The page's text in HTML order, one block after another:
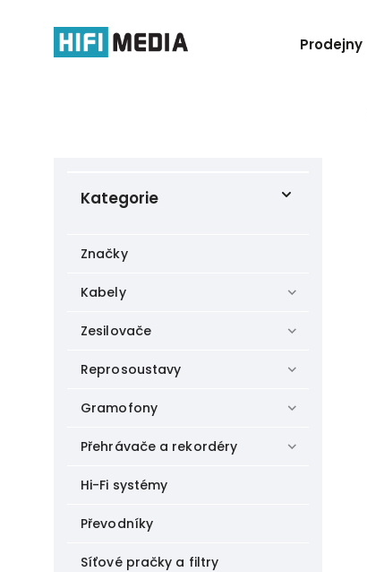
Prodejny
Kategorie
Kabely
Zesilovače
Reprosoustavy
Gramofony
Přehrávače a rekordéry
Hi-Fi systémy
Převodníky
Síťové pračky a filtry
Značky